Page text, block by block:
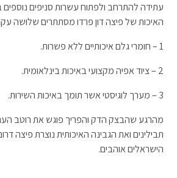
עתידה להתרחב ולפתוח עשרות סניפים
האיכות של פיצה דון פרדו מסתתרים שלושה
1 – חומרי גלם איכותיים ללא פשרות.
2 – ציוד אפיה מקצועי באיכות בינלאומית.
3 – מערך לוגיסטי אשר תומך באיכות השירות.
תבילינים ואת הגבינה האיכותית נוצרת פיצה
הישראלים אוהבים.